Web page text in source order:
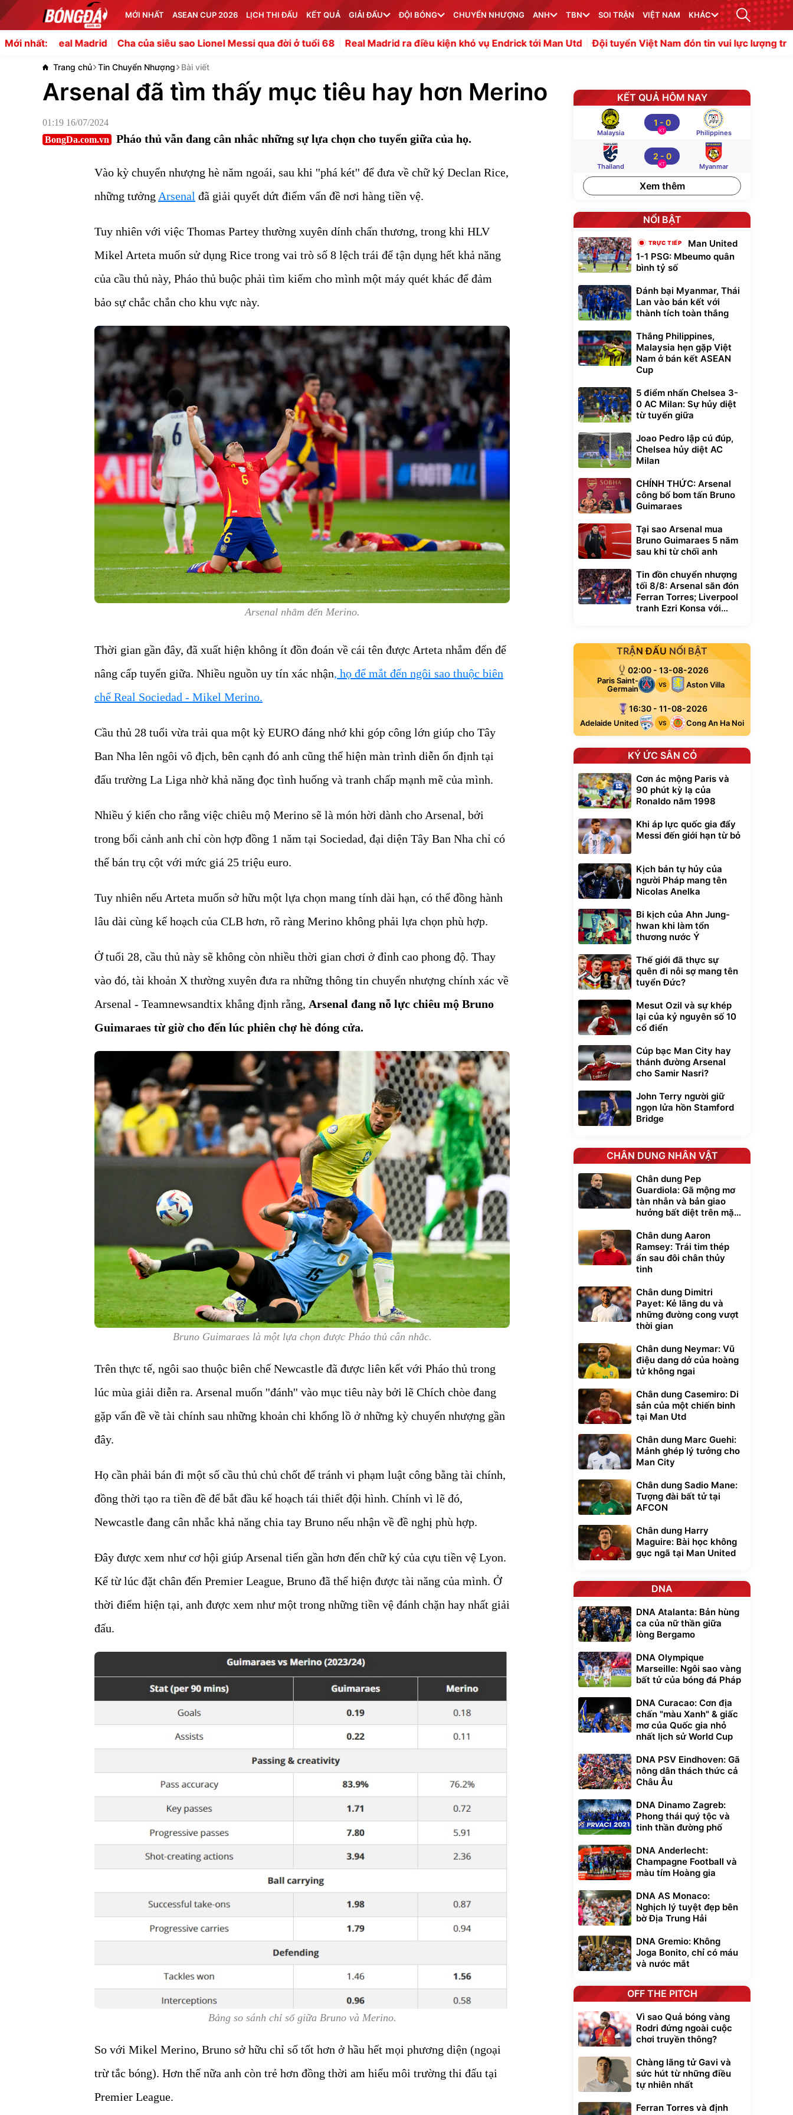
MỚI NHẤT ASEAN CUP 2026 LỊCH THI ĐẤU KẾT QUẢ GIẢI ĐẤU ĐỘI BÓNG CHUYỂN NHƯỢNG ANH TBN SOI TRẬN VIỆT NAM KHÁC
Mới nhất:
Madrid Cha của siêu sao Lionel Messi qua đời ở tuổi 68 Real Madrid ra điều kiện khó vụ Endrick tới Man Utd Đội tuyển Việt Nam đón tin vui lực lượng trước thềm bán
Trang chủ Tin Chuyển Nhượng Bài viết
Arsenal đã tìm thấy mục tiêu hay hơn Merino
01:19 16/07/2024
BongDa.com.vn
Pháo thủ vẫn đang cân nhắc những sự lựa chọn cho tuyến giữa của họ.
Vào kỳ chuyển nhượng hè năm ngoái, sau khi ''phá két'' để đưa về chữ ký Declan Rice,
những tưởng Arsenal đã giải quyết dứt điểm vấn đề nơi hàng tiền vệ.
Tuy nhiên với việc Thomas Partey thường xuyên dính chấn thương, trong khi HLV
Mikel Arteta muốn sử dụng Rice trong vai trò số 8 lệch trái để tận dụng hết khả năng
của cầu thủ này, Pháo thủ buộc phải tìm kiếm cho mình một máy quét khác để đảm
bảo sự chắc chắn cho khu vực này.
Arsenal nhắm đến Merino.
Thời gian gần đây, đã xuất hiện không ít đồn đoán về cái tên được Arteta nhắm đến để
nâng cấp tuyến giữa. Nhiều nguồn uy tín xác nhận, họ để mắt đến ngôi sao thuộc biên
chế Real Sociedad - Mikel Merino.
Cầu thủ 28 tuổi vừa trải qua một kỳ EURO đáng nhớ khi góp công lớn giúp cho Tây
Ban Nha lên ngôi vô địch, bên cạnh đó anh cũng thể hiện màn trình diễn ổn định tại
đấu trường La Liga nhờ khả năng đọc tình huống và tranh chấp mạnh mẽ của mình.
Nhiều ý kiến cho rằng việc chiêu mộ Merino sẽ là món hời dành cho Arsenal, bởi
trong bối cảnh anh chỉ còn hợp đồng 1 năm tại Sociedad, đại diện Tây Ban Nha chỉ có
thể bán trụ cột với mức giá 25 triệu euro.
Tuy nhiên nếu Arteta muốn sở hữu một lựa chọn mang tính dài hạn, có thể đồng hành
lâu dài cùng kế hoạch của CLB hơn, rõ ràng Merino không phải lựa chọn phù hợp.
Ở tuổi 28, cầu thủ này sẽ không còn nhiều thời gian chơi ở đỉnh cao phong độ. Thay
vào đó, tài khoản X thường xuyên đưa ra những thông tin chuyển nhượng chính xác về
Arsenal - Teamnewsandtix khẳng định rằng, Arsenal đang nỗ lực chiêu mộ Bruno
Guimaraes từ giờ cho đến lúc phiên chợ hè đóng cửa.
Bruno Guimaraes là một lựa chọn được Pháo thủ cân nhắc.
Trên thực tế, ngôi sao thuộc biên chế Newcastle đã được liên kết với Pháo thủ trong
lúc mùa giải diễn ra. Arsenal muốn ''đánh'' vào mục tiêu này bởi lẽ Chích chòe đang
gặp vấn đề về tài chính sau những khoản chi khổng lồ ở những kỳ chuyển nhượng gần
đây.
Họ cần phải bán đi một số cầu thủ chủ chốt để tránh vi phạm luật công bằng tài chính,
đồng thời tạo ra tiền đề để bắt đầu kế hoạch tái thiết đội hình. Chính vì lẽ đó,
Newcastle đang cân nhắc khả năng chia tay Bruno nếu nhận về đề nghị phù hợp.
Đây được xem như cơ hội giúp Arsenal tiến gần hơn đến chữ ký của cựu tiền vệ Lyon.
Kể từ lúc đặt chân đến Premier League, Bruno đã thể hiện được tài năng của mình. Ở
thời điểm hiện tại, anh được xem như một trong những tiền vệ đánh chặn hay nhất giải
đấu.
Bảng so sánh chỉ số giữa Bruno và Merino.
So với Mikel Merino, Bruno sở hữu chỉ số tốt hơn ở hầu hết mọi phương diện (ngoại
trừ tắc bóng). Hơn thế nữa anh còn trẻ hơn đồng thời am hiểu môi trường thi đấu tại
Premier League.
KẾT QUẢ HÔM NAY
Malaysia
1 - 0
KT Philippines
Thailand
2 - 0
KT Myanmar
Xem thêm
NỔI BẬT
1-1 PSG: Mbeumo quân
bình tỷ số
Đánh bại Myanmar, Thái
Lan vào bán kết với
thành tích toàn thắng
Thắng Philippines,
Malaysia hẹn gặp Việt
Nam ở bán kết ASEAN
Cup
5 điểm nhấn Chelsea 3-
0 AC Milan: Sự hủy diệt
từ tuyến giữa
Joao Pedro lập cú đúp,
Chelsea hủy diệt AC
Milan
CHÍNH THỨC: Arsenal
công bố bom tấn Bruno
Guimaraes
Tại sao Arsenal mua
Bruno Guimaraes 5 năm
sau khi từ chối anh
Tin đồn chuyển nhượng
tối 8/8: Arsenal săn đón
Ferran Torres; Liverpool
tranh Ezri Konsa với
TRẬN ĐẤU NỔI BẬT
02:00 - 13-08-2026
Paris Saint-
Germain
VS Aston Villa
16:30 - 11-08-2026
Adelaide United VS Cong An Ha Noi
KÝ ỨC SÂN CỎ
Cơn ác mộng Paris và
90 phút kỳ lạ của
Ronaldo năm 1998
Khi áp lực quốc gia đẩy
Messi đến giới hạn từ bỏ
Kịch bản tự hủy của
người Pháp mang tên
Nicolas Anelka
Bi kịch của Ahn Jung-
hwan khi làm tổn
thương nước Ý
Thế giới đã thực sự
quên đi nỗi sợ mang tên
tuyển Đức?
Mesut Ozil và sự khép
lại của kỷ nguyên số 10
cổ điển
Cúp bạc Man City hay
thánh đường Arsenal
cho Samir Nasri?
John Terry người giữ
ngọn lửa hồn Stamford
Bridge
CHÂN DUNG NHÂN VẬT
Chân dung Pep
Guardiola: Gã mộng mơ
tàn nhẫn và bản giao
hưởng bất diệt trên mặt
Chân dung Aaron
Ramsey: Trái tim thép
ẩn sau đôi chân thủy
tinh
Chân dung Dimitri
Payet: Kẻ lãng du và
những đường cong vượt
thời gian
Chân dung Neymar: Vũ
điệu dang dở của hoàng
tử không ngai
Chân dung Casemiro: Di
sản của một chiến binh
tại Man Utd
Chân dung Marc Guehi:
Mảnh ghép lý tưởng cho
Man City
Chân dung Sadio Mane:
Tượng đài bất tử tại
AFCON
Chân dung Harry
Maguire: Bài học không
gục ngã tại Man United
DNA
DNA Atalanta: Bản hùng
ca của nữ thần giữa
lòng Bergamo
DNA Olympique
Marseille: Ngôi sao vàng
bất tử của bóng đá Pháp
DNA Curacao: Cơn địa
chấn "màu Xanh" & giấc
mơ của Quốc gia nhỏ
nhất lịch sử World Cup
DNA PSV Eindhoven: Gã
nông dân thách thức cả
Châu Âu
DNA Dinamo Zagreb:
Phong thái quý tộc và
tinh thần đường phố
DNA Anderlecht:
Champagne Football và
màu tím Hoàng gia
DNA AS Monaco:
Nghịch lý tuyệt đẹp bên
bờ Địa Trung Hải
DNA Gremio: Không
Joga Bonito, chỉ có máu
và nước mắt
OFF THE PITCH
Vì sao Quả bóng vàng
Rodri đứng ngoài cuộc
chơi truyền thông?
Chàng lãng tử Gavi và
sức hút từ những điều
tự nhiên nhất
Ferran Torres và định